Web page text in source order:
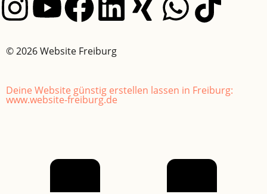
© 2026 Website Freiburg
Deine Website günstig erstellen lassen in Freiburg:
www.website-freiburg.de